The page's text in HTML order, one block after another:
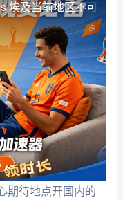
埃及当前地区不可
期待地点开国内的